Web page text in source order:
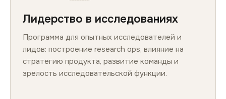
Лидерство в исследованиях
Программа для опытных исследователей и
лидов: построение research ops, влияние на
стратегию продукта, развитие команды и
зрелость исследовательской функции.